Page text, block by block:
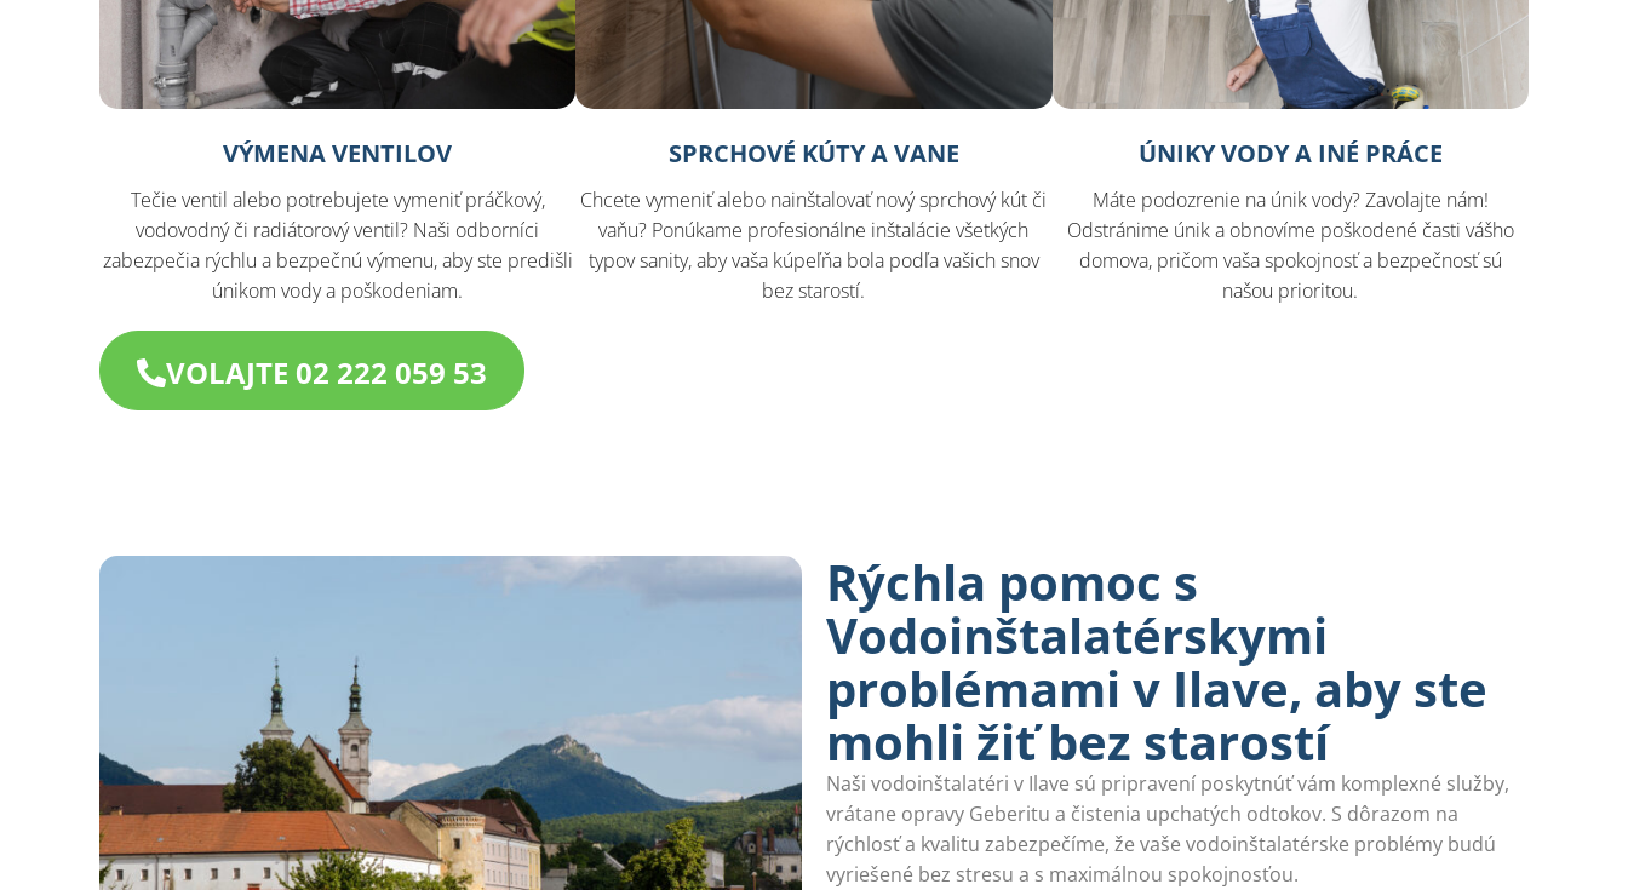
VÝMENA VENTILOV
Tečie ventil alebo potrebujete vymeniť práčkový,
vodovodný či radiátorový ventil? Naši odborníci
zabezpečia rýchlu a bezpečnú výmenu, aby ste predišli
únikom vody a poškodeniam.
SPRCHOVÉ KÚTY A VANE
Chcete vymeniť alebo nainštalovať nový sprchový kút či
vaňu? Ponúkame profesionálne inštalácie všetkých
typov sanity, aby vaša kúpeľňa bola podľa vašich snov
bez starostí.
ÚNIKY VODY A INÉ PRÁCE
Máte podozrenie na únik vody? Zavolajte nám!
Odstránime únik a obnovíme poškodené časti vášho
domova, pričom vaša spokojnosť a bezpečnosť sú
našou prioritou.
VOLAJTE 02 222 059 53
Rýchla pomoc s
Vodoinštalatérskymi
problémami v Ilave, aby ste
mohli žiť bez starostí
Naši vodoinštalatéri v Ilave sú pripravení poskytnúť vám komplexné služby,
vrátane opravy Geberitu a čistenia upchatých odtokov. S dôrazom na
rýchlosť a kvalitu zabezpečíme, že vaše vodoinštalatérske problémy budú
vyriešené bez stresu a s maximálnou spokojnosťou.